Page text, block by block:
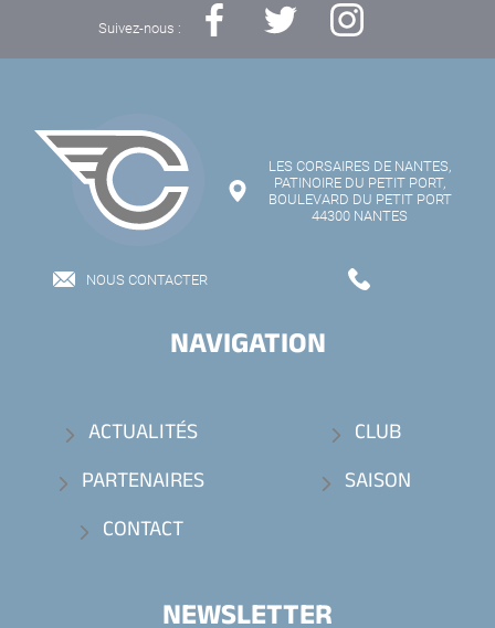
Suivez-nous :
LES CORSAIRES DE NANTES,
PATINOIRE DU PETIT PORT,
BOULEVARD DU PETIT PORT
44300 NANTES
NOUS CONTACTER
NAVIGATION
ACTUALITÉS
CLUB
PARTENAIRES
SAISON
CONTACT